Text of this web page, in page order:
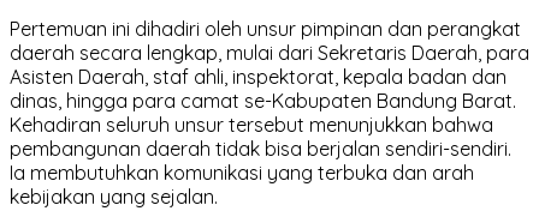
Pertemuan ini dihadiri oleh unsur pimpinan dan perangkat
daerah secara lengkap, mulai dari Sekretaris Daerah, para
Asisten Daerah, staf ahli, inspektorat, kepala badan dan
dinas, hingga para camat se-Kabupaten Bandung Barat.
Kehadiran seluruh unsur tersebut menunjukkan bahwa
pembangunan daerah tidak bisa berjalan sendiri-sendiri.
Ia membutuhkan komunikasi yang terbuka dan arah
kebijakan yang sejalan.